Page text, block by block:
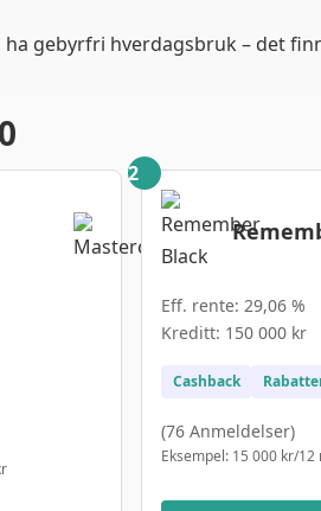
gebyrfri hverdagsbruk – det
Eff. rente: 29,06 %
Kreditt: 150 000 kr
Cashback
(76 Anmeldelser)
Eksempel: 15 000 kr/